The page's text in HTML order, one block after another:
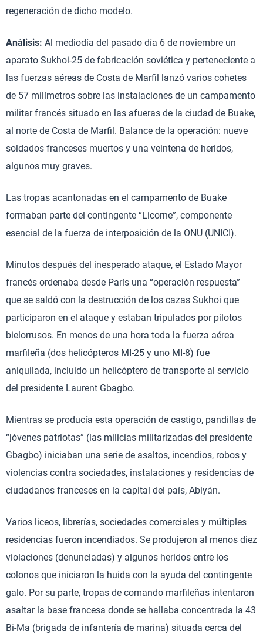
regeneración de dicho modelo.
Análisis: Al mediodía del pasado día 6 de noviembre un
aparato Sukhoi-25 de fabricación soviética y perteneciente a
las fuerzas aéreas de Costa de Marfil lanzó varios cohetes
de 57 milímetros sobre las instalaciones de un campamento
militar francés situado en las afueras de la ciudad de Buake,
al norte de Costa de Marfil. Balance de la operación: nueve
soldados franceses muertos y una veintena de heridos,
algunos muy graves.
Las tropas acantonadas en el campamento de Buake
formaban parte del contingente “Licorne”, componente
esencial de la fuerza de interposición de la ONU (UNICI).
Minutos después del inesperado ataque, el Estado Mayor
francés ordenaba desde París una “operación respuesta”
que se saldó con la destrucción de los cazas Sukhoi que
participaron en el ataque y estaban tripulados por pilotos
bielorrusos. En menos de una hora toda la fuerza aérea
marfileña (dos helicópteros MI-25 y uno MI-8) fue
aniquilada, incluido un helicóptero de transporte al servicio
del presidente Laurent Gbagbo.
Mientras se producía esta operación de castigo, pandillas de
“jóvenes patriotas” (las milicias militarizadas del presidente
Gbagbo) iniciaban una serie de asaltos, incendios, robos y
violencias contra sociedades, instalaciones y residencias de
ciudadanos franceses en la capital del país, Abiyán.
Varios liceos, librerías, sociedades comerciales y múltiples
residencias fueron incendiados. Se produjeron al menos diez
violaciones (denunciadas) y algunos heridos entre los
colonos que iniciaron la huida con la ayuda del contingente
galo. Por su parte, tropas de comando marfileñas intentaron
asaltar la base francesa donde se hallaba concentrada la 43
Bi-Ma (brigada de infantería de marina) situada cerca del